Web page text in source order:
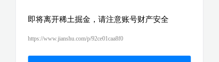
即将离开稀土掘金，请注意账号财产安全
https://www.jianshu.com/p/92ce01caa8f0